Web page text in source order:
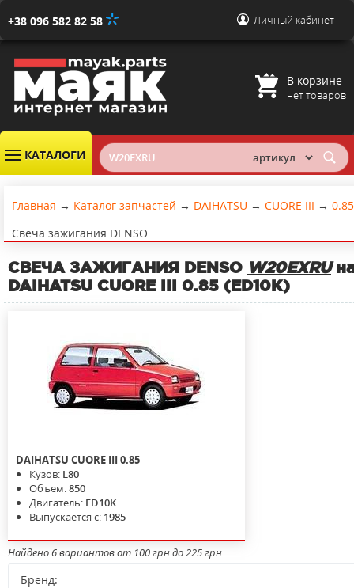
+38 096 582 82 58 Личный кабинет
В корзине
нет товаров
КАТАЛОГИ
Главная → Каталог запчастей → DAIHATSU → CUORE III → 0.85
Свеча зажигания DENSO
СВЕЧА ЗАЖИГАНИЯ DENSO W20EXRU
DAIHATSU CUORE III 0.85 (ED10K)
DAIHATSU CUORE III0.85
Кузов: L80
Объем:850
Двигатель: ED10K
Выпускается с: 1985--
Найдено 6 вариантов от 100 грн до 225 грн
Бренд: